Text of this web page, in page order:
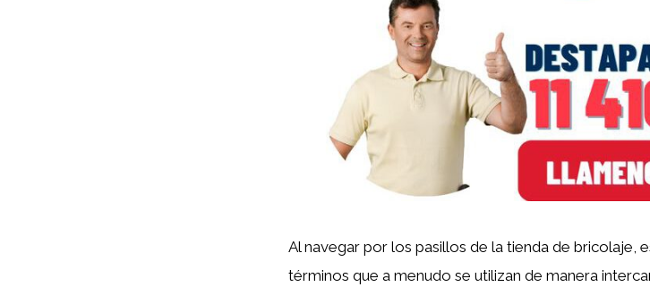
Al navegar por los pasillos de la tienda de bricolaje,
términos que a menudo se utilizan de manera